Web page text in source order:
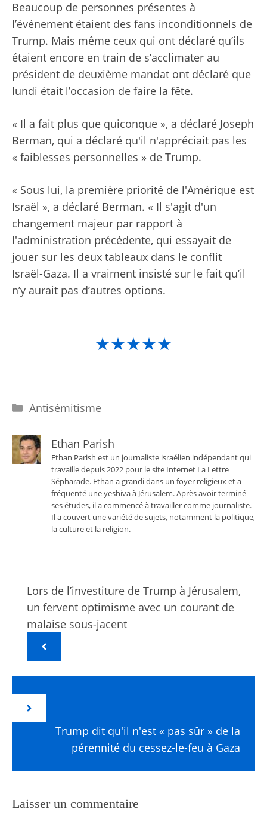
Beaucoup de personnes présentes à
l’événement étaient des fans inconditionnels de
Trump. Mais même ceux qui ont déclaré qu’ils
étaient encore en train de s’acclimater au
président de deuxième mandat ont déclaré que
lundi était l’occasion de faire la fête.
« Il a fait plus que quiconque », a déclaré Joseph
Berman, qui a déclaré qu'il n'appréciait pas les
« faiblesses personnelles » de Trump.
« Sous lui, la première priorité de l'Amérique est
Israël », a déclaré Berman. « Il s'agit d'un
changement majeur par rapport à
l'administration précédente, qui essayait de
jouer sur les deux tableaux dans le conflit
Israël-Gaza. Il a vraiment insisté sur le fait qu’il
n’y aurait pas d’autres options.
★★★★★
Catégories
Antisémitisme
Ethan Parish
Ethan Parish est un journaliste israélien indépendant qui
travaille depuis 2022 pour le site Internet La Lettre
Sépharade. Ethan a grandi dans un foyer religieux et a
fréquenté une yeshiva à Jérusalem. Après avoir terminé
ses études, il a commencé à travailler comme journaliste.
Il a couvert une variété de sujets, notamment la politique,
la culture et la religion.
Lors de l’investiture de Trump à Jérusalem,
un fervent optimisme avec un courant de
malaise sous-jacent
Trump dit qu'il n'est « pas sûr » de la
pérennité du cessez-le-feu à Gaza
Laisser un commentaire